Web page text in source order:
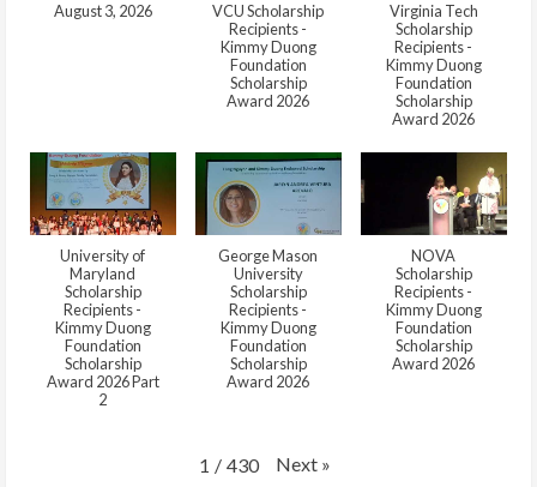
August 3, 2026
VCU Scholarship
Recipients -
Kimmy Duong
Foundation
Scholarship
Award 2026
Virginia Tech
Scholarship
Recipients -
Kimmy Duong
Foundation
Scholarship
Award 2026
University of
Maryland
Scholarship
Recipients -
Kimmy Duong
Foundation
Scholarship
Award 2026 Part
2
George Mason
University
Scholarship
Recipients -
Kimmy Duong
Foundation
Scholarship
Award 2026
NOVA
Scholarship
Recipients -
Kimmy Duong
Foundation
Scholarship
Award 2026
1 / 430 Next »